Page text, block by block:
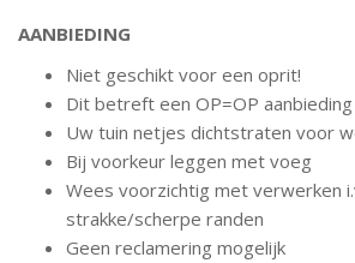
AANBIEDING
Niet geschikt voor een oprit!
Dit betreft een OP=OP aanbieding
Uw tuin netjes dichtstraten voor
Bij voorkeur leggen met voeg
Wees voorzichtig met verwerken
strakke/scherpe randen
Geen reclamering mogelijk